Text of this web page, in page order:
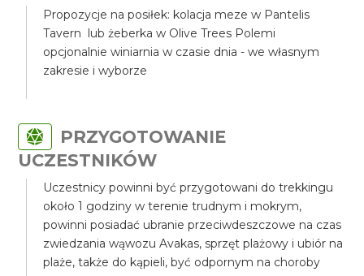
Propozycje na posiłek: kolacja meze w Pantelis
Tavern lub żeberka w Olive Trees Polemi
opcjonalnie winiarnia w czasie dnia - we własnym
zakresie i wyborze
PRZYGOTOWANIE
UCZESTNIKÓW
Uczestnicy powinni być przygotowani do trekkingu
około 1 godziny w terenie trudnym i mokrym,
powinni posiadać ubranie przeciwdeszczowe na czas
zwiedzania wąwozu Avakas, sprzęt plażowy i ubiór na
plaże, także do kąpieli, być odpornym na choroby